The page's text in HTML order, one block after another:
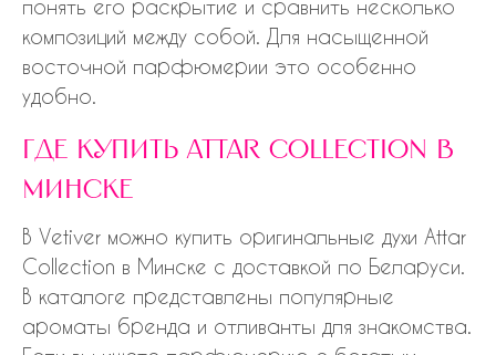
понять его раскрытие и сравнить несколько
композиций между собой. Для насыщенной
восточной парфюмерии это особенно
удобно.
где купить attar collection в
минске
В Vetiver можно купить оригинальные духи Attar
Collection в Минске с доставкой по Беларуси.
В каталоге представлены популярные
ароматы бренда и отливанты для знакомства.